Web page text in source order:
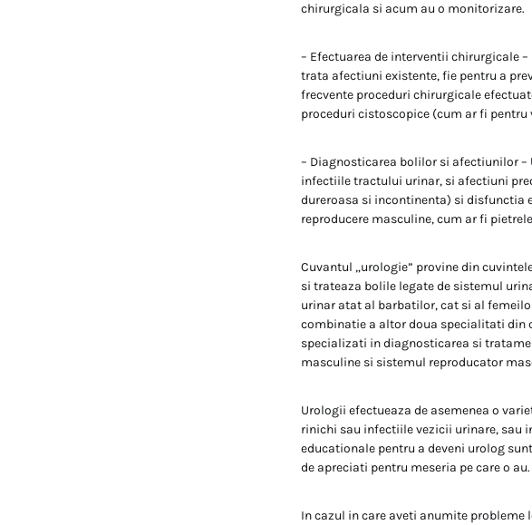
chirurgicala si acum au o monitorizare.
– Efectuarea de interventii chirurgicale
trata afectiuni existente, fie pentru a
frecvente proceduri chirurgicale
proceduri cistoscopice (cum ar fi
– Diagnosticarea bolilor si afectiunilor
infectiile tractului urinar, si afectiuni
dureroasa si incontinenta) si disfunctia
reproducere masculine, cum ar fi
Cuvantul „urologie” provine din
si trateaza bolile legate de sistemul
urinar atat al barbatilor, cat si al
combinatie a altor doua specialitati din
specializati in diagnosticarea si
masculine si sistemul reproducator
Urologii efectueaza de asemenea o
rinichi sau infectiile vezicii urinare, sau
educationale pentru a deveni urolog
de apreciati pentru meseria pe care o au.
In cazul in care aveti anumite